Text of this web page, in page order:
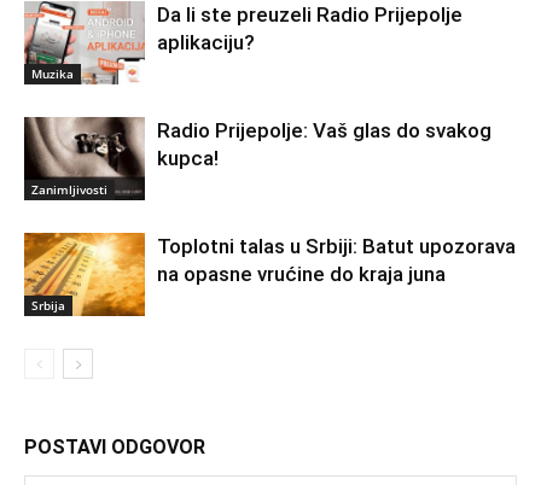
Muzika
Da li ste preuzeli Radio Prijepolje
aplikaciju?
Zanimljivosti
Radio Prijepolje: Vaš glas do svakog
kupca!
Srbija
Toplotni talas u Srbiji: Batut upozorava
na opasne vrućine do kraja juna
POSTAVI ODGOVOR